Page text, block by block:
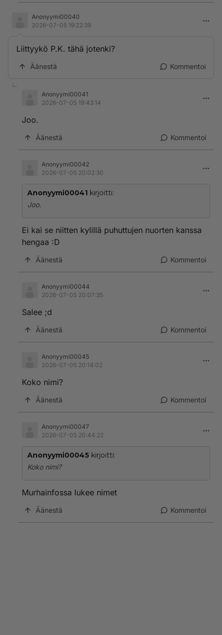
Anonyymi00040
2026-07-05 19:22:39
Liittyykö P.K. tähä jotenki?
Äänestä Kommentoi
Anonyymi00041
2026-07-05 19:43:14
Joo.
Äänestä Kommentoi
Anonyymi00042
2026-07-05 20:02:30
Anonyymi00041 kirjoitti:
Joo.
Ei kai se niitten kylillä puhuttujen nuorten kanssa
hengaa :D
Äänestä Kommentoi
Anonyymi00044
2026-07-05 20:07:35
Salee ;d
Äänestä Kommentoi
Anonyymi00045
2026-07-05 20:14:02
Koko nimi?
Äänestä Kommentoi
Anonyymi00047
2026-07-05 20:44:22
Anonyymi00045 kirjoitti:
Koko nimi?
Murhainfossa lukee nimet
Äänestä Kommentoi